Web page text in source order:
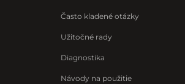
Často kladené otázky
Užitočné rady
Diagnostika
Návody na použitie